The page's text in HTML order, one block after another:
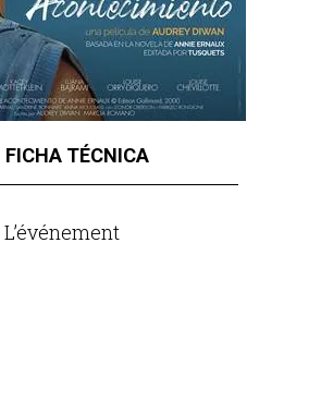
FICHA TÉCNICA
L’événement